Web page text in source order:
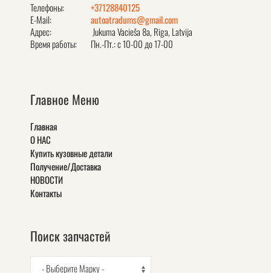
Телефоны:
+37128840125
E-Mail:
autoatradums@gmail.com
Адрес:
Jukuma Vacieša 8a, Rīga, Latvija
Время работы:
Пн.-Пт.: с 10-00 до 17-00
Главное Меню
Главная
О НАС
Купить кузовные детали
Получение/Доставка
НОВОСТИ
Контакты
Поиск запчастей
- Выберите Марку -